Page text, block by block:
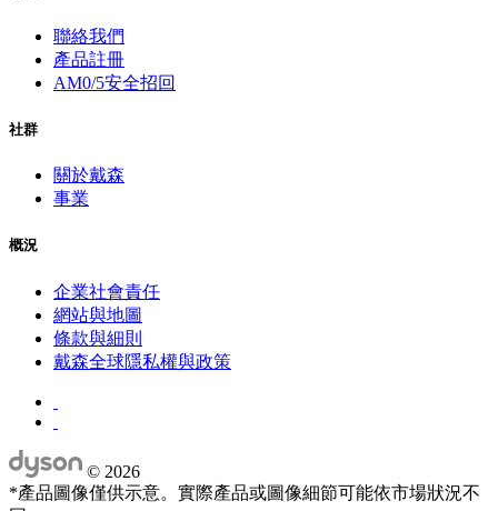
聯絡我們
產品註冊
AM0/5安全招回
社群
關於戴森
事業
概況
企業社會責任
網站與地圖
條款與細則
戴森全球隱私權與政策
© 2026
*產品圖像僅供示意。實際產品或圖像細節可能依市場狀況不